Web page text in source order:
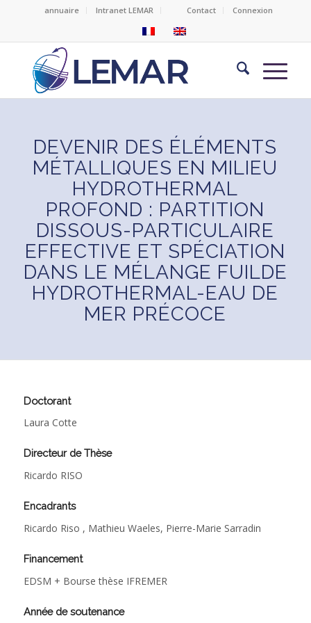
annuaire Intranet LEMAR Contact Connexion
DEVENIR DES ÉLÉMENTS
MÉTALLIQUES EN MILIEU
HYDROTHERMAL
PROFOND : PARTITION
DISSOUS-PARTICULAIRE
EFFECTIVE ET SPÉCIATION
DANS LE MÉLANGE FUILDE
HYDROTHERMAL-EAU DE
MER PRÉCOCE
Doctorant
Laura Cotte
Directeur de Thèse
Ricardo RISO
Encadrants
Ricardo Riso , Mathieu Waeles, Pierre-Marie Sarradin
Financement
EDSM + Bourse thèse IFREMER
Année de soutenance